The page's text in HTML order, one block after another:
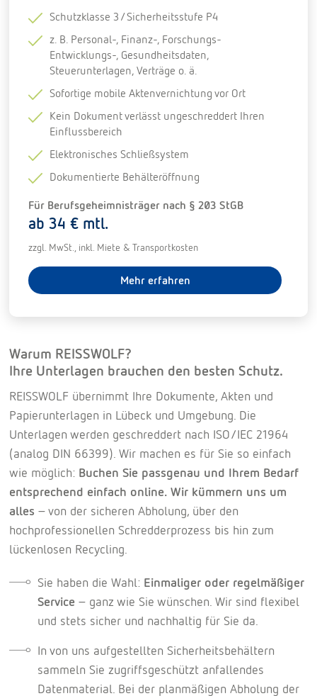
Schutzklasse 3 / Sicherheitsstufe P4
z. B. Personal-, Finanz-, Forschungs-
Entwicklungs-, Gesundheitsdaten,
Steuerunterlagen, Verträge o. ä.
Sofortige mobile Aktenvernichtung vor Ort
Kein Dokument verlässt ungeschreddert Ihren
Einflussbereich
Elektronisches Schließsystem
Dokumentierte Behälteröffnung
Für Berufsgeheimnisträger nach § 203 StGB
ab 34 € mtl.
zzgl. MwSt., inkl. Miete & Transportkosten
Mehr erfahren
Warum REISSWOLF?
Ihre Unterlagen brauchen den besten Schutz.
REISSWOLF übernimmt Ihre Dokumente, Akten und
Papierunterlagen in Lübeck und Umgebung. Die
Unterlagen werden geschreddert nach ISO/IEC 21964
(analog DIN 66399). Wir machen es für Sie so einfach
wie möglich: Buchen Sie passgenau und Ihrem Bedarf
entsprechend einfach online. Wir kümmern uns um
alles – von der sicheren Abholung, über den
hochprofessionellen Schredderprozess bis hin zum
lückenlosen Recycling.
Sie haben die Wahl: Einmaliger oder regelmäßiger
Service – ganz wie Sie wünschen. Wir sind flexibel
und stets sicher und nachhaltig für Sie da.
In von uns aufgestellten Sicherheitsbehältern
sammeln Sie zugriffsgeschützt anfallendes
Datenmaterial. Bei der planmäßigen Abholung der